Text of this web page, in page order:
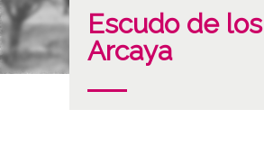
Escudo de los
Arcaya